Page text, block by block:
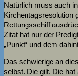
Natürlich muss auch
Kirchentagsresolution
Rettungsschiff
Zitat hat nur der
„Punkt“ und dem
Das schwierige an
selbst. Die gilt. Die